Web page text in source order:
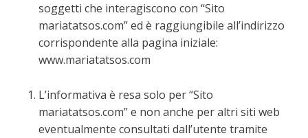
soggetti che interagiscono con “Sito
mariatatsos.com” ed è raggiungibile all’indirizzo
corrispondente alla pagina iniziale:
www.mariatatsos.com
L’informativa è resa solo per “Sito
mariatatsos.com” e non anche per altri siti web
eventualmente consultati dall’utente tramite